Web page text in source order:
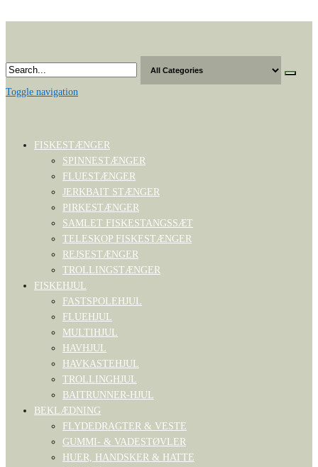
content
Toggle navigation
FISKESTÆNGER
SPINNESTÆNGER
FLUESTÆNGER
JERKBAIT STÆNGER
PIRKESTÆNGER
SAMLET FISKESTANGSSÆT
TELESKOP FISKESTÆNGER
REJSESTÆNGER
TROLLINGSTÆNGER
FISKEHJUL
FASTSPOLEHJUL
FLUEHJUL
MULTIHJUL
HAVHJUL
HAVKASTEHJUL
TROLLINGHJUL
BAITRUNNER-HJUL
BEKLÆDNING
FLYDEDRAGTER & VESTE
GUMMI- & VADESTØVLER
HUER, HANDSKER & HATTE